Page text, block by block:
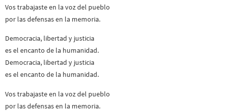
Vos trabajaste en la voz del pueblo
por las defensas en la memoria.
Democracia, libertad y justicia
es el encanto de la humanidad.
Democracia, libertad y justicia
es el encanto de la humanidad.
Vos trabajaste en la voz del pueblo
por las defensas en la memoria.